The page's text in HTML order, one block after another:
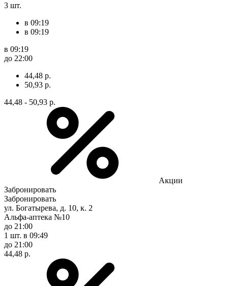
3 шт.
в 09:19
в 09:19
в 09:19
до 22:00
44,48 р.
50,93 р.
44,48 - 50,93 р.
Акции
Забронировать
Забронировать
ул. Богатырева, д. 10, к. 2
Альфа-аптека №10
до 21:00
1 шт. в 09:49
до 21:00
44,48 р.